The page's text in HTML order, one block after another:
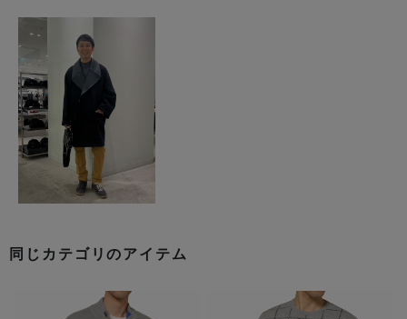
同じカテゴリのアイテム